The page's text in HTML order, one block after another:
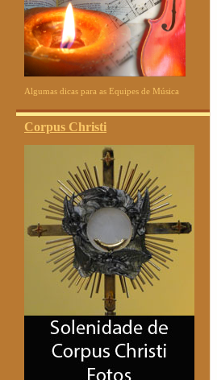
Algumas dicas para as Equipes de Música
Corpus Christi